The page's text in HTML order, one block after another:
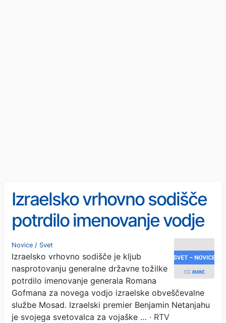
Izraelsko vrhovno sodišče
potrdilo imenovanje vodje
Mosada
Novice / Svet
Izraelsko vrhovno sodišče je kljub
nasprotovanju generalne državne tožilke
potrdilo imenovanje generala Romana
Gofmana za novega vodjo izraelske obveščevalne
službe Mosad. Izraelski premier Benjamin Netanjahu
je svojega svetovalca za vojaške … · RTV